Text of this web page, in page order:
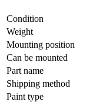
Condition
Weight
Mounting position
Can be mounted
Part name
Shipping method
Paint type